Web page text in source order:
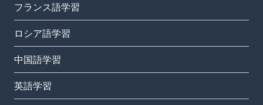
フランス語学習
ロシア語学習
中国語学習
英語学習